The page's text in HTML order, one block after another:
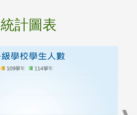
統計圖表